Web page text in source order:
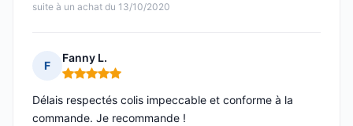
suite à un achat du 13/10/2020
F
Fanny L.
Note : 5 sur 5
Délais respectés colis impeccable et conforme à la
commande. Je recommande !